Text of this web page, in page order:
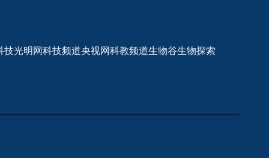
技光明网科技频道央视网科教频道生物谷生物探索